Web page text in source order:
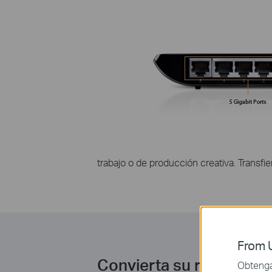
trabajo o de producción creativa.
Convierta su red
From